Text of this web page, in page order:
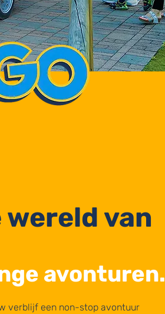
van
avonturen.
verblijf een non-stop avontuur